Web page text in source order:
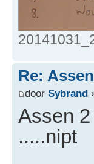
Re:
door Sybrand
Assen
.....nipt